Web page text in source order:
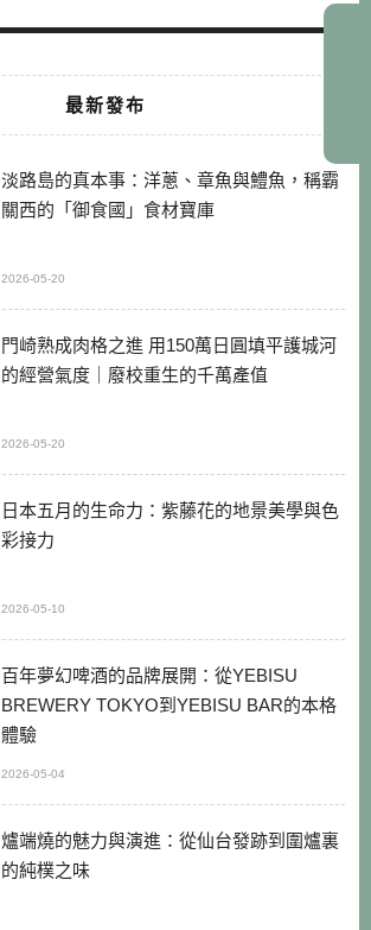
最新發布
淡路島的真本事：洋蔥、章魚與鱧魚，稱霸
關西的「御食國」食材寶庫
2026-05-20
門崎熟成肉格之進 用150萬日圓填平護城河
的經營氣度｜廢校重生的千萬產值
2026-05-20
日本五月的生命力：紫藤花的地景美學與色
彩接力
2026-05-10
百年夢幻啤酒的品牌展開：從YEBISU
BREWERY TOKYO到YEBISU BAR的本格
體驗
2026-05-04
爐端燒的魅力與演進：從仙台發跡到圍爐裏
的純樸之味